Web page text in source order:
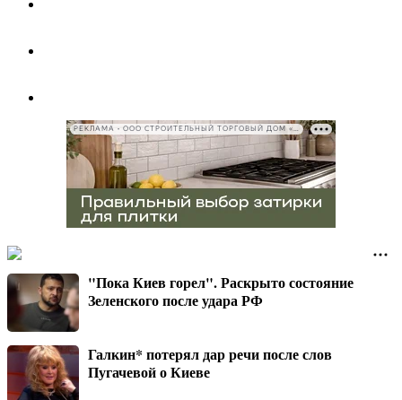
РЕКЛАМА • ООО СТРОИТЕЛЬНЫЙ ТОРГОВЫЙ ДОМ «ПЕТРОВИЧ», ИНН 7802348846
"Пока Киев горел". Раскрыто состояние
Зеленского после удара РФ
Галкин* потерял дар речи после слов
Пугачевой о Киеве